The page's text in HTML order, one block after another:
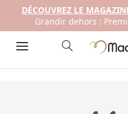
DÉCOUVREZ LE
Grandir dehors :